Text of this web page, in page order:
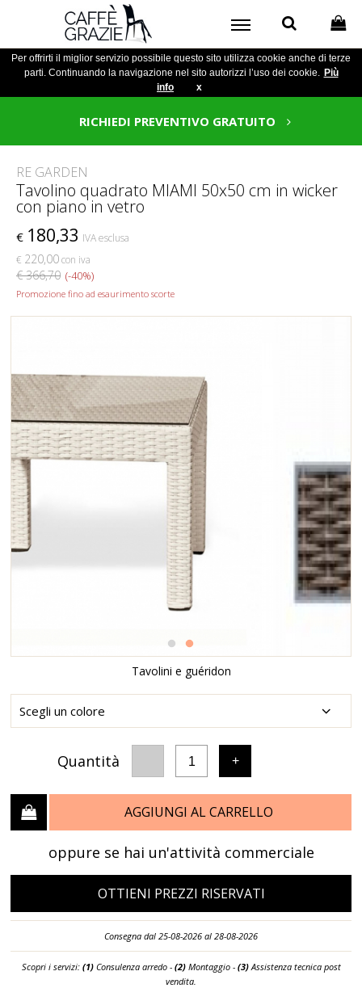
Per offrirti il miglior servizio possibile questo sito utilizza cookie anche di terze
parti. Continuando la navigazione nel sito autorizzi l’uso dei cookie. Più
info
x
RICHIEDI PREVENTIVO GRATUITO
RE GARDEN
Tavolino quadrato MIAMI 50x50 cm in wicker
con piano in vetro
€ 180,33 IVA esclusa
€ 220,00con iva
€ 366,70 (-40%)
Promozione fino ad esaurimento scorte
Tavolini e guéridon
Quantità 1 +
AGGIUNGI AL CARRELLO
oppure se hai un'attività commerciale
OTTIENI PREZZI RISERVATI
Consegna dal 25-08-2026 al 28-08-2026
Scopri i servizi: (1)Consulenza arredo - (2)Montaggio - (3)Assistenza tecnica post
vendita.